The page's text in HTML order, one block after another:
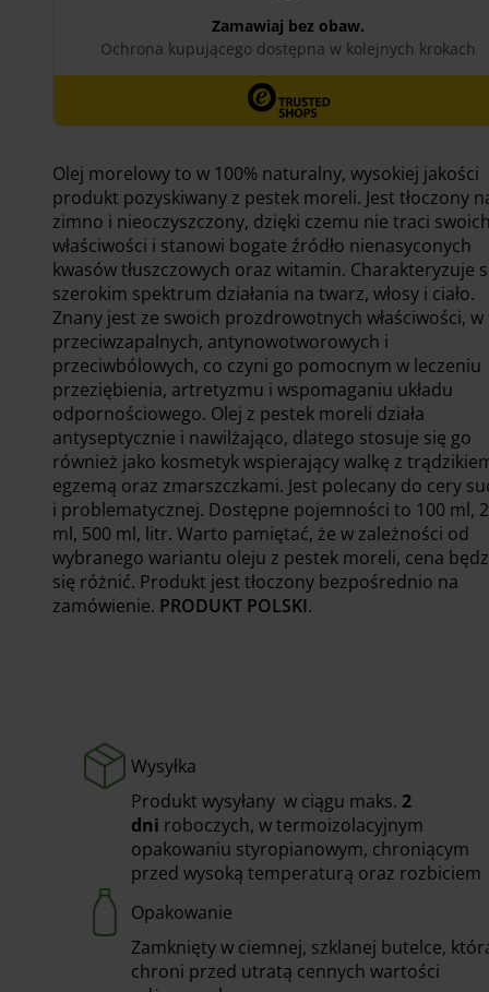
Olej morelowy to w 100% naturalny, wysokiej jakości
produkt pozyskiwany z pestek moreli. Jest tłoczony
zimno i nieoczyszczony, dzięki czemu nie traci
właściwości i stanowi bogate źródło nienasyconych
kwasów tłuszczowych oraz witamin. Charakteryzuje
szerokim spektrum działania na twarz, włosy i ciało.
Znany jest ze swoich prozdrowotnych właściwości,
przeciwzapalnych, antynowotworowych i
przeciwbólowych, co czyni go pomocnym w leczeniu
przeziębienia, artretyzmu i wspomaganiu układu
odpornościowego. Olej z pestek moreli działa
antyseptycznie i nawilżająco, dlatego stosuje się go
również jako kosmetyk wspierający walkę z
egzemą oraz zmarszczkami. Jest polecany do cery
i problematycznej. Dostępne pojemności to 100 ml,
ml, 500 ml, litr. Warto pamiętać, że w zależności od
wybranego wariantu oleju z pestek moreli, cena
się różnić. Produkt jest tłoczony bezpośrednio na
zamówienie. PRODUKT POLSKI.
Wysyłka
Produkt wysyłany w ciągu maks. 2
dni roboczych, w termoizolacyjnym
opakowaniu styropianowym, chroniącym
przed wysoką temperaturą oraz rozbiciem
Opakowanie
Zamknięty w ciemnej, szklanej butelce,
chroni przed utratą cennych wartości